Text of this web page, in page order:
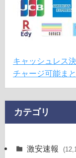
キャッシュレス
チャージ可能まと
カテゴリ
激安速報